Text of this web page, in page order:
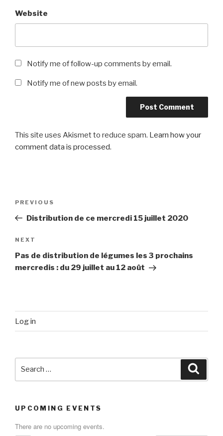
Website
Notify me of follow-up comments by email.
Notify me of new posts by email.
This site uses Akismet to reduce spam. Learn how your
comment data is processed.
Previous
Post
PREVIOUS
Distribution de ce mercredi 15 juillet 2020
Next
Post
NEXT
Pas de distribution de légumes les 3 prochains
mercredis : du 29 juillet au 12 août
Log in
UPCOMING EVENTS
There are no upcoming events.